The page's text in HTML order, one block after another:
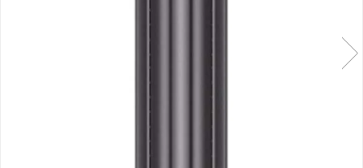
Cuptoare cu microunde